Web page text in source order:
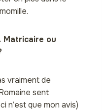
Matricaire ou
vraiment de
sent
n’est que mon avis)